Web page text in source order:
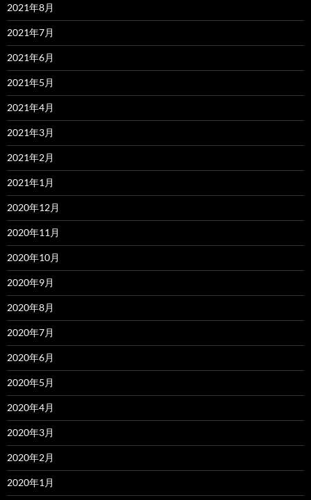
2021年8月
2021年7月
2021年6月
2021年5月
2021年4月
2021年3月
2021年2月
2021年1月
2020年12月
2020年11月
2020年10月
2020年9月
2020年8月
2020年7月
2020年6月
2020年5月
2020年4月
2020年3月
2020年2月
2020年1月